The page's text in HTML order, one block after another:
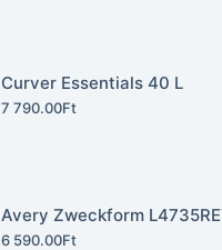
Curver Essentials 40 L
7 790.00Ft
Avery Zweckform
6 590.00Ft